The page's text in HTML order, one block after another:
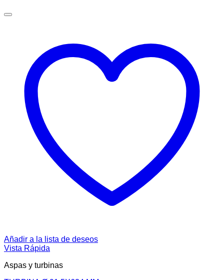
Añadir a la lista de deseos
Vista Rápida
Aspas y turbinas